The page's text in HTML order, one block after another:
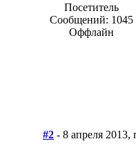
Посетитель
Сообщений: 1045
Оффлайн
#2 - 8 апреля 2013,